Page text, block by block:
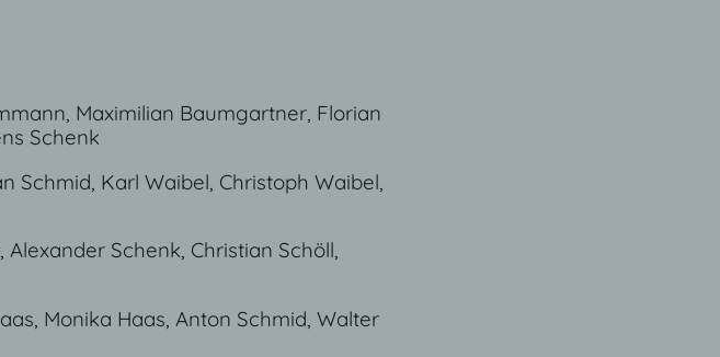
Maximilian Baumgartner, Florian
Schenk
Schmid, Karl Waibel, Christoph Waibel,
Schenk, Christian Schöll,
Monika Haas, Anton Schmid, Walter